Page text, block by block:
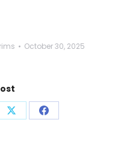
October 30, 2025
Share Share